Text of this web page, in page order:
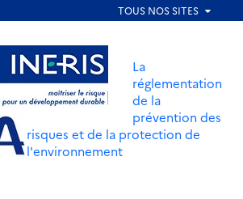
Aller au menu
La
réglementation
de la
prévention des
risques et de la protection de
l'environnement